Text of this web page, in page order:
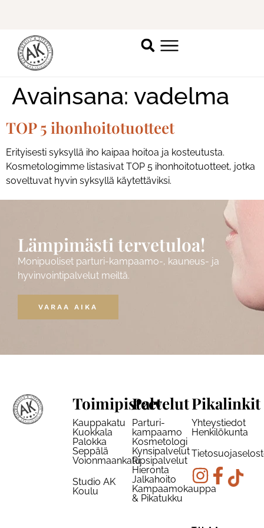
Ilmoittaudu mukaan ripsienpidennyskoulutukseen.
Avainsana: vadelma
TOP 5 ihonhoitotuotteet
Erityisesti syksyllä iho kaipaa hoitoa ja kosteutusta.
Kosmetologimme listasivat TOP 5 ihonhoitotuotteet, jotka
soveltuvat hyvin syksyllä käytettäviksi.
Lämpimästi tervetuloa!
Monipuoliset parturi-kampaamo-, kauneus- ja
hyvinvointipalvelut meiltä.
VARAA AIKA
Toimipisteet
Kauppakatu
Kuokkala
Palokka
Seppälä
Voionmaankatu
Studio AK
Koulu
Palvelut
Parturi-
kampaamo
Kosmetologi
Kynsipalvelut
Ripsipalvelut
Hieronta
Jalkahoito
Kampaamokauppa
& Pikatukku
Pikalinkit
Yhteystiedot
Henkilökunta